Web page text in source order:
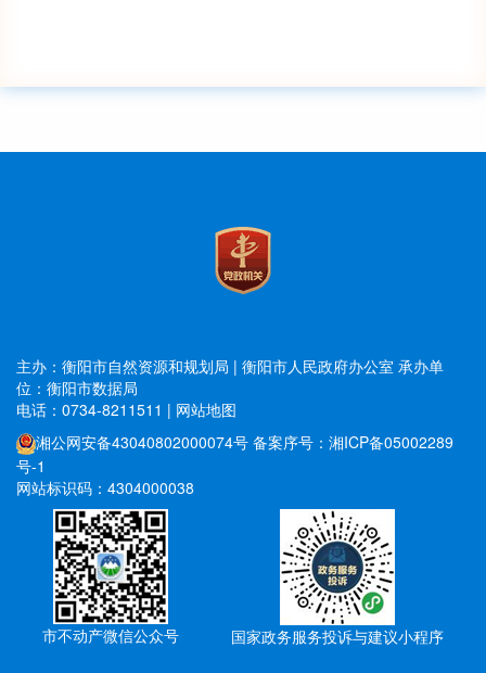
主办：衡阳市自然资源和规划局 | 衡阳市人民政府办公室 承办单
位：衡阳市数据局
电话：0734-8211511 | 网站地图
湘公网安备43040802000074号 备案序号：湘ICP备05002289
号-1
网站标识码：4304000038
市不动产微信公众号 国家政务服务投诉与建议小程序